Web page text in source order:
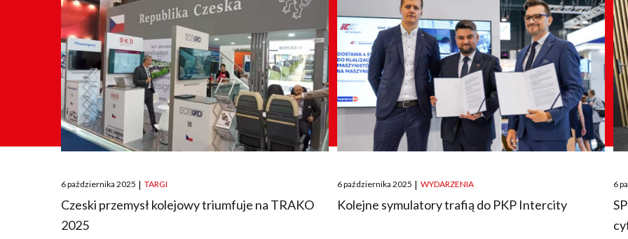
Posted
on
6 października 2025 | TARGI
Czeski przemysł kolejowy triumfuje na TRAKO
2025
Posted
on
6 października 2025 | WYDARZENIA
Kolejne symulatory trafią do PKP Intercity
on
6